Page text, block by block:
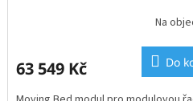
Na
63 549 Kč Do